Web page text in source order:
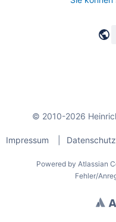
© 2010-2026
Impressum
Powered by Atlassian
Fehler/